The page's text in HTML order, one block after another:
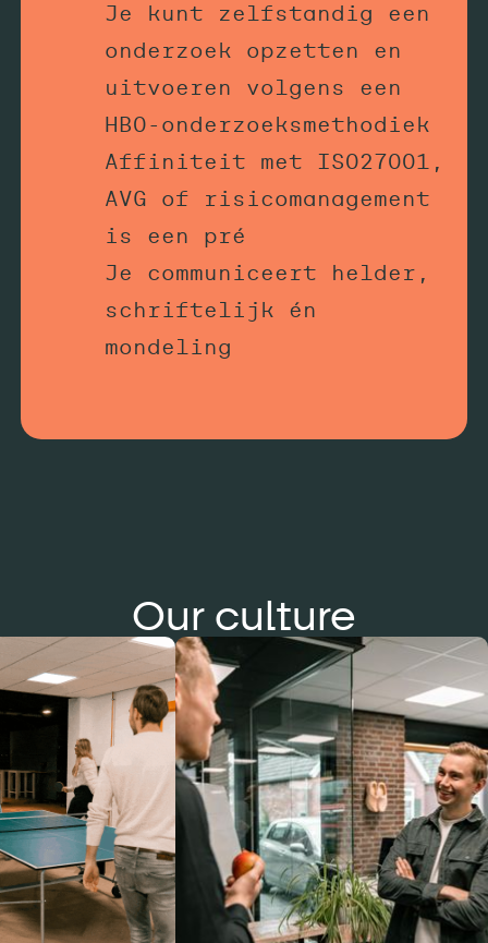
Je kunt zelfstandig een
onderzoek opzetten en
uitvoeren volgens een
HBO-onderzoeksmethodiek
Affiniteit met ISO27001,
AVG of risicomanagement
is een pré
Je communiceert helder,
schriftelijk én
mondeling
Our culture